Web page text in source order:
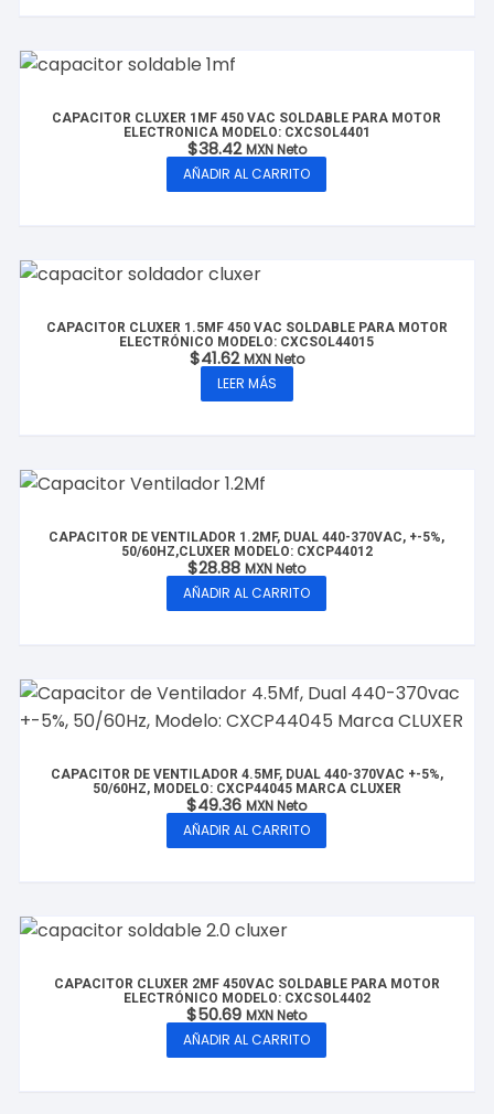
CAPACITOR CLUXER 1MF 450 VAC SOLDABLE PARA MOTOR
ELECTRONICA MODELO: CXCSOL4401
$38.42 MXN Neto
AÑADIR AL CARRITO
CAPACITOR CLUXER 1.5MF 450 VAC SOLDABLE PARA MOTOR
ELECTRÓNICO MODELO: CXCSOL44015
$41.62 MXN Neto
LEER MÁS
CAPACITOR DE VENTILADOR 1.2MF, DUAL 440-370VAC, +-5%,
50/60HZ,CLUXER MODELO: CXCP44012
$28.88 MXN Neto
AÑADIR AL CARRITO
CAPACITOR DE VENTILADOR 4.5MF, DUAL 440-370VAC +-5%,
50/60HZ, MODELO: CXCP44045 MARCA CLUXER
$49.36 MXN Neto
AÑADIR AL CARRITO
CAPACITOR CLUXER 2MF 450VAC SOLDABLE PARA MOTOR
ELECTRÓNICO MODELO: CXCSOL4402
$50.69 MXN Neto
AÑADIR AL CARRITO